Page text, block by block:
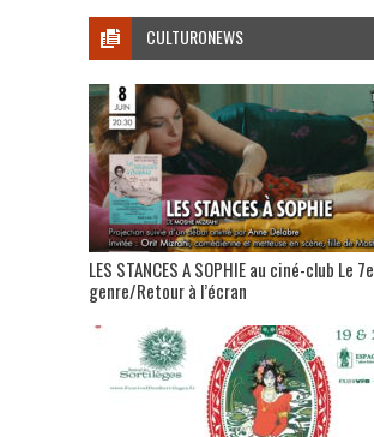
CULTURONEWS
LES STANCES A SOPHIE au ciné-club Le 7e
genre/Retour à l’écran